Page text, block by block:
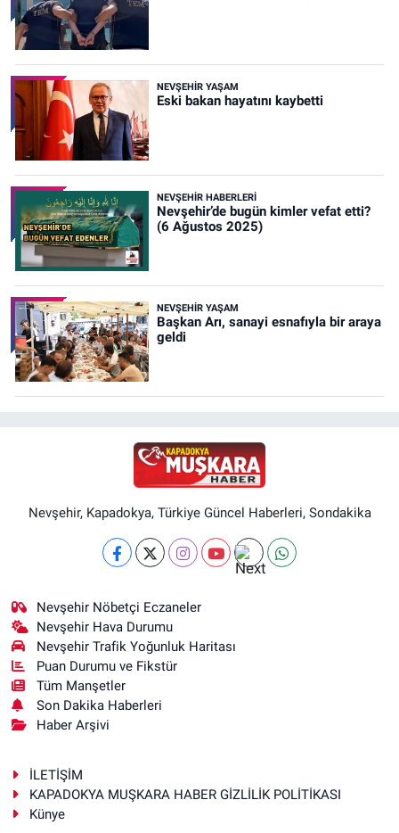
NEVŞEHIR YAŞAM
Eski bakan hayatını kaybetti
NEVŞEHIR HABERLERI
Nevşehir’de bugün kimler vefat etti?
(6 Ağustos 2025)
NEVŞEHIR YAŞAM
Başkan Arı, sanayi esnafıyla bir araya
geldi
Nevşehir, Kapadokya, Türkiye Güncel Haberleri, Sondakika
Nevşehir Nöbetçi Eczaneler
Nevşehir Hava Durumu
Nevşehir Trafik Yoğunluk Haritası
Puan Durumu ve Fikstür
Tüm Manşetler
Son Dakika Haberleri
Haber Arşivi
İLETİŞİM
KAPADOKYA MUŞKARA HABER GİZLİLİK POLİTİKASI
Künye